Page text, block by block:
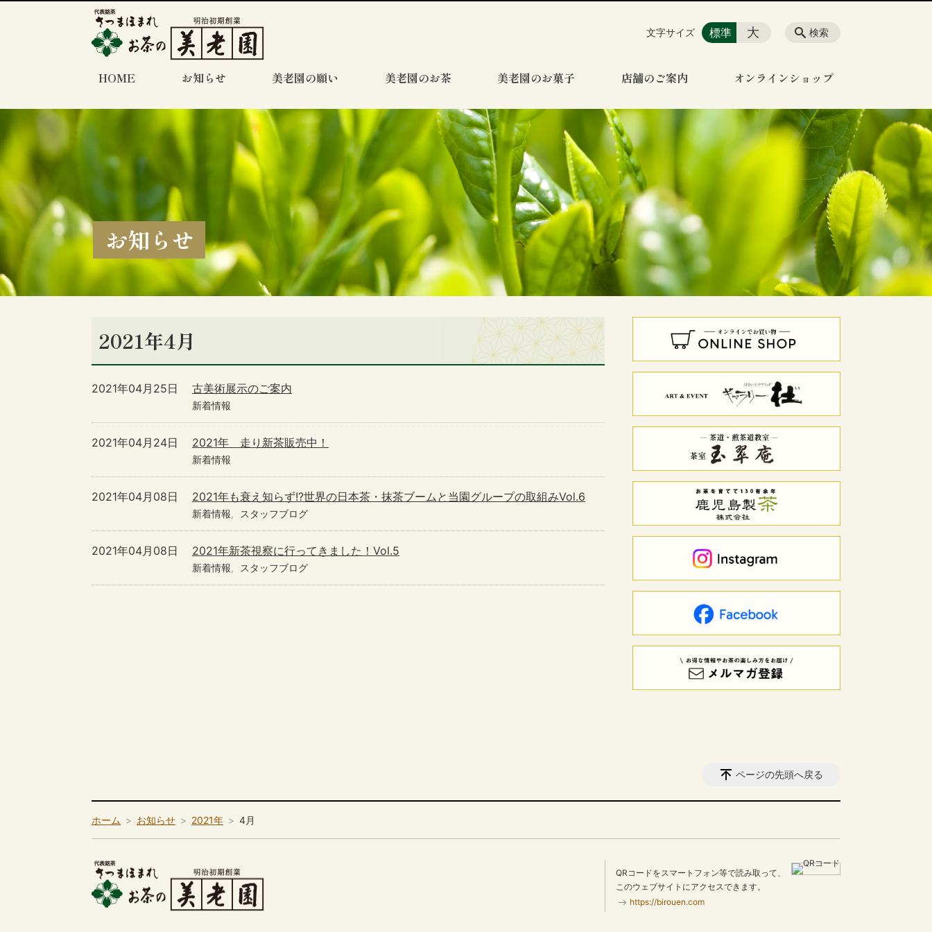
HOME お知らせ 美老園の願い 美老園のお茶 美老園のお菓子 店舗のご案内 オンラインショップ
検索
文字サイズ 標準 大
お知らせ
2021年4月
古美術展示のご案内
2021年04月25日
新着情報
2021年 走り新茶販売中！
2021年04月24日
新着情報
2021年も衰え知らず!?世界の日本茶・抹茶ブームと当園グループの取組みVol.6
2021年04月08日
新着情報 スタッフブログ
2021年新茶視察に行ってきました！Vol.5
2021年04月08日
新着情報 スタッフブログ
ページの先頭へ戻る
ホーム お知らせ 2021年 4月
QRコードをスマートフォン等で読み取って、
このウェブサイトにアクセスできます。
https://birouen.com